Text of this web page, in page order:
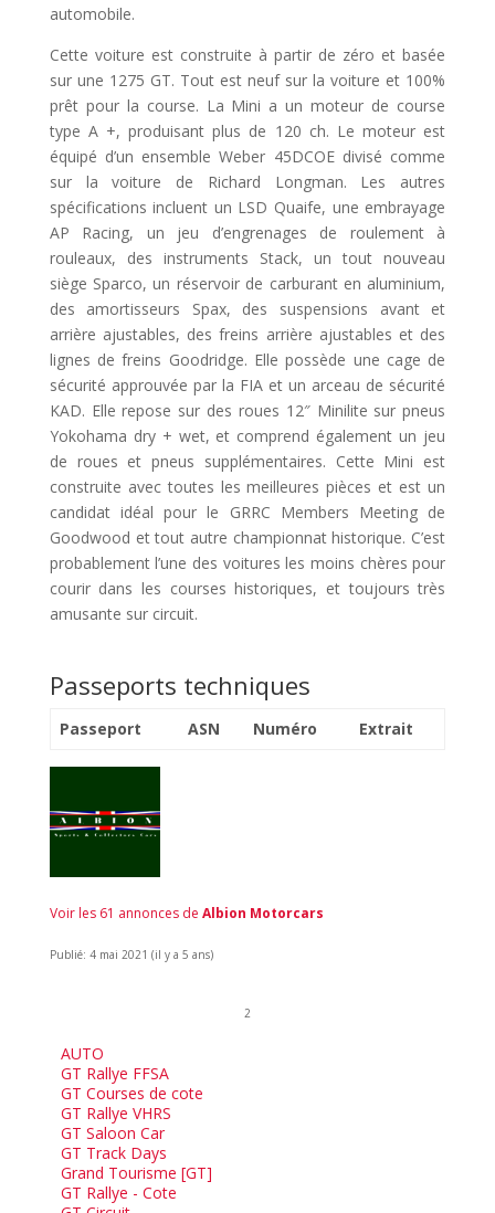
automobile.
Cette voiture est construite à partir de zéro et basée
sur une 1275 GT. Tout est neuf sur la voiture et 100%
prêt pour la course. La Mini a un moteur de course
type A +, produisant plus de 120 ch. Le moteur est
équipé d’un ensemble Weber 45DCOE divisé comme
sur la voiture de Richard Longman. Les autres
spécifications incluent un LSD Quaife, une embrayage
AP Racing, un jeu d’engrenages de roulement à
rouleaux, des instruments Stack, un tout nouveau
siège Sparco, un réservoir de carburant en aluminium,
des amortisseurs Spax, des suspensions avant et
arrière ajustables, des freins arrière ajustables et des
lignes de freins Goodridge. Elle possède une cage de
sécurité approuvée par la FIA et un arceau de sécurité
KAD. Elle repose sur des roues 12″ Minilite sur pneus
Yokohama dry + wet, et comprend également un jeu
de roues et pneus supplémentaires. Cette Mini est
construite avec toutes les meilleures pièces et est un
candidat idéal pour le GRRC Members Meeting de
Goodwood et tout autre championnat historique. C’est
probablement l’une des voitures les moins chères pour
courir dans les courses historiques, et toujours très
amusante sur circuit.
Passeports techniques
Passeport ASN Numéro Extrait
Voir les 61 annonces de Albion Motorcars
Publié: 4 mai 2021 (il y a 5 ans)
2
AUTO
GT Rallye FFSA
GT Courses de cote
GT Rallye VHRS
GT Saloon Car
GT Track Days
Grand Tourisme [GT]
GT Rallye - Cote